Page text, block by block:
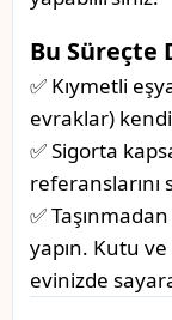
Bu Süreçte
✅ Kıymetli
evraklar)
✅ Sigorta
referanslarını
✅
yapın. Kutu ve
evinizde